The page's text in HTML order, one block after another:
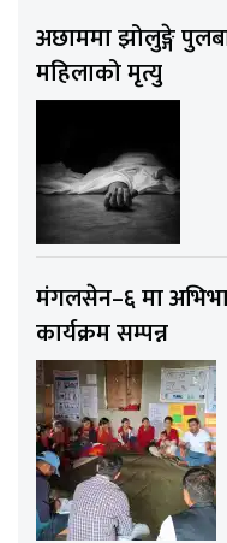
अछाममा झोलुङ्गे
महिलाको मृत्यु
मंगलसेन–६ मा
कार्यक्रम सम्पन्न